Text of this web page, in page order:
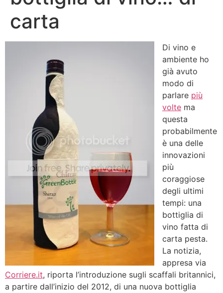
carta
Di vino e
ambiente ho
già avuto
modo di
parlare più
volte ma
questa
probabilmente
è una delle
innovazioni
più
coraggiose
degli ultimi
tempi: una
bottiglia di
vino fatta di
carta pesta.
La notizia,
appresa via
Corriere.it, riporta l’introduzione sugli scaffali britannici,
a partire dall’inizio del 2012, di una nuova bottiglia